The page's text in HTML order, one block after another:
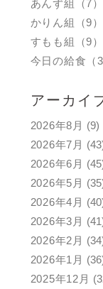
あんず組（7）
かりん組（9）
すもも組（9）
今日の給食（3
アーカイ
2026年8月 (9)
2026年7月
2026年6月
2026年5月
2026年4月
2026年3月
2026年2月
2026年1月
2025年12月